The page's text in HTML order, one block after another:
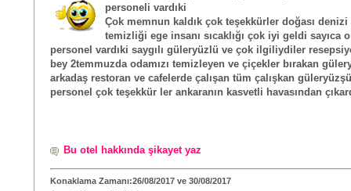
personeli vardıki
Çok memnun kaldık çok teşekkürler doğası
temizliği ege insanı sıcaklığı çok iyi geldi sayıca
personel vardıki saygılı güleryüzlü ve çok ilgiliydiler
bey 2temmuzda odamızı temizleyen ve çiçekler bırakan
arkadaş restoran ve cafelerde çalışan tüm çalışkan
personel çok teşekkür ler ankaranın kasvetli havasından
Bu otel hakkında şikayet yaz
Konaklama Zamanı:26/08/2017 ve 30/08/2017